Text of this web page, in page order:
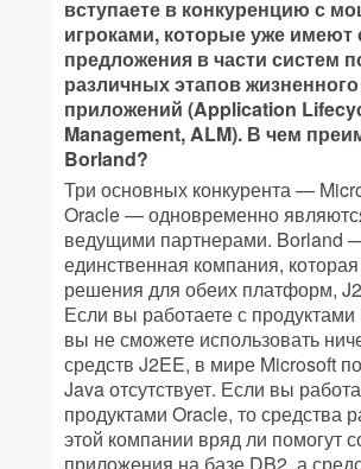
вступаете в конкуренцию с
игроками, которые уже имеют
предложения в части систем
различных этапов
приложений (Application
Management, ALM). В чем
Borland?
Три основных конкурента —
Oracle — одновременно
ведущими партнерами. Borland
единственная компания, которая
решения для обеих платформ,
Если вы работаете с продуктами
вы не сможете использовать
средств J2EE, в мире Microsoft
Java отсутствует. Если вы
продуктами Oracle, то средства
этой компании вряд ли помогут